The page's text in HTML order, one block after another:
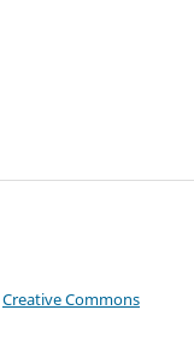
Creative Commons